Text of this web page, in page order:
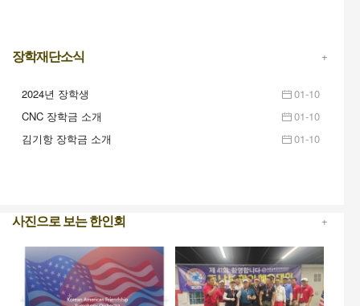
장학재단소식 +
2024년 장학생
01-10
CNC 장학금 소개
01-10
김기항 장학금 소개
01-10
사진으로 보는 한인회 +
06-22
06-12
관리자